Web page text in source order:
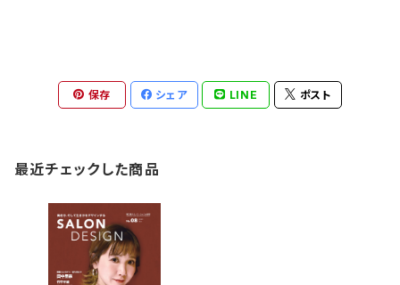
保存 シェア LINE ポスト
最近チェックした商品